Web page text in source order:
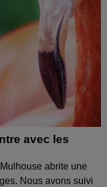
avec les
abrite une
Nous avons suivi